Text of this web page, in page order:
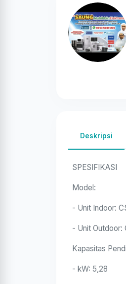
Deskripsi
SPESIFIKASI
Model:
- Unit Indoor:
- Unit Outdoor:
Kapasitas
- kW: 5,28